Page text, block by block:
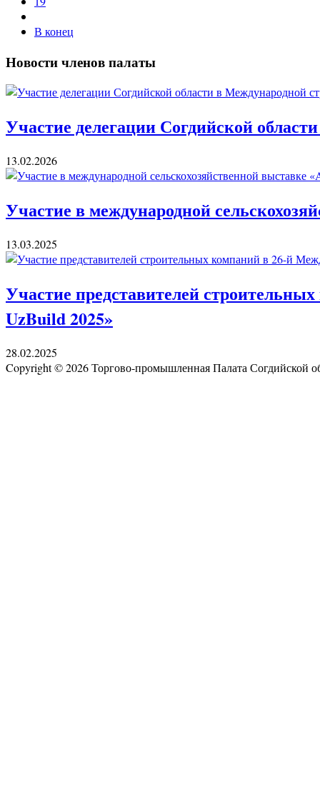
В конец
Новости членов палаты
Участие делегации Согдийской
13.02.2026
Участие в международной
13.03.2025
Участие представителей
UzBuild 2025»
28.02.2025
Copyright © 2026 Торгово-промышленная Палата Согдийской